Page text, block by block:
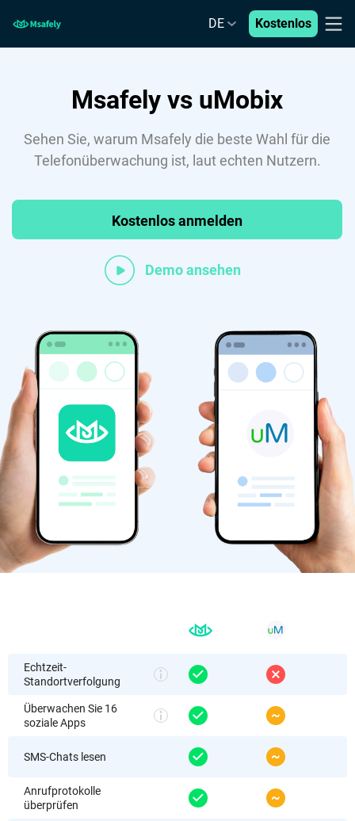
DE Kostenlos
Msafely vs uMobix
Sehen Sie, warum Msafely die beste Wahl für die
Telefonüberwachung ist, laut echten Nutzern.
Kostenlos anmelden
Demo ansehen
Echtzeit-
Standortverfolgung
Überwachen Sie 16
soziale Apps
SMS-Chats lesen
Anrufprotokolle
überprüfen